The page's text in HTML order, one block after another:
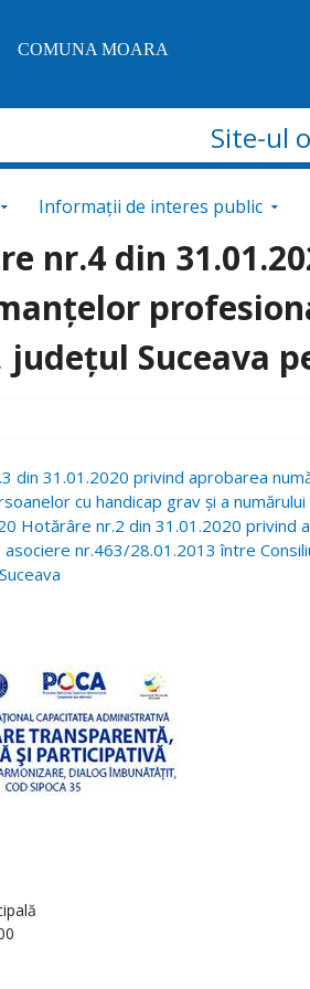
COMUNA MOARA
Site-ul
Informații de interes public
nr.4 din
județul Suceava
din 31.01.2020 privind aprobarea
cu handicap grav și a
Hotărâre nr.2 din 31.01.2020 privind
nr.463/28.01.2013 între